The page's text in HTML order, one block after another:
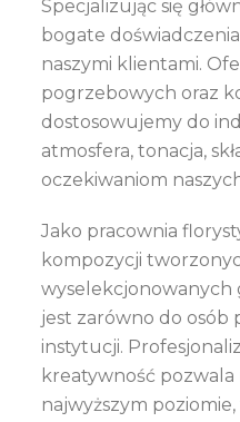
Specjalizując się
bogate
naszymi klientami.
pogrzebowych oraz
dostosowujemy do
atmosfera, tonacja,
oczekiwaniom
Jako pracownia
kompozycji
wyselekcjonowanych
jest zarówno do osób
instytucji.
kreatywność
najwyższym